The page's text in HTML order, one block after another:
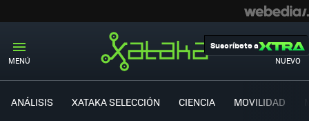
MENÚ NUEVO
Suscríbete a
ANÁLISIS XATAKA SELECCIÓN CIENCIA MOVILIDAD